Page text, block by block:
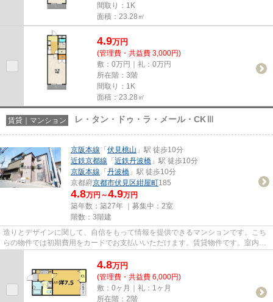
間取り：1K
面積：23.28㎡
4.9万円
(管理費・共益費 3,000円)
敷：0万円｜礼：0万円
所在階：3階
間取り：1K
面積：23.28㎡
賃貸｜マンション レ・タン・ドゥ・ラ・メール・CKⅢ
京阪本線 「 伏見桃山 」駅 徒歩10分
近鉄京都線 「 近鉄丹波橋 」駅 徒歩10分
京阪本線 「 丹波橋 」駅 徒歩10分
京都府京都市伏見区紺屋町185
4.8万円～4.9万円
築年数：築27年 ｜募集中： 2室
階数：3階建
造りとデザインに関して、自信をもって情報を提供できるマンションです。こち
らの物件では初期費用をカードでお支払いいただけます。賃貸物件です。室内環
4.8万円
(管理費・共益費 6,000円)
敷：0ヶ月｜礼：1ヶ月
所在階：2階